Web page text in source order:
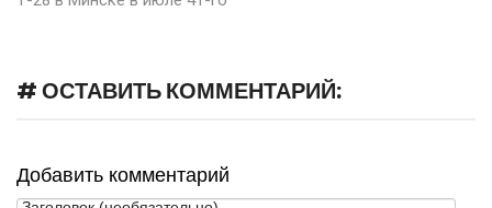
# ОСТАВИТЬ КОММЕНТАРИЙ:
Добавить комментарий